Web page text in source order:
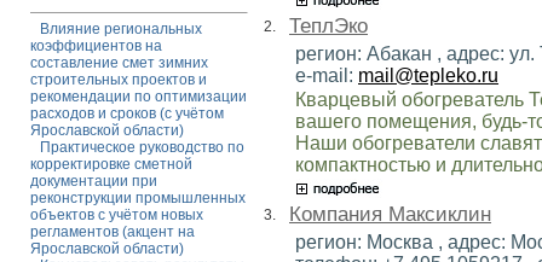
Влияние региональных
коэффициентов на
составление смет зимних
строительных проектов и
рекомендации по оптимизации
расходов и сроков (с учётом
Ярославской области)
Практическое руководство по
корректировке сметной
документации при
реконструкции промышленных
объектов с учётом новых
регламентов (акцент на
Ярославской области)
2. ТеплЭко
регион: Абакан , адрес:
e-mail: mail@tepleko.ru
Кварцевый обогреватель
вашего помещения, будь-
Наши обогреватели
компактностью и
3. Компания Максиклин
регион: Москва , адрес: